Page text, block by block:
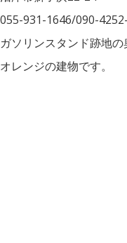
055-931-1646/090-
ガソリンスタンド跡地の
オレンジの建物です。